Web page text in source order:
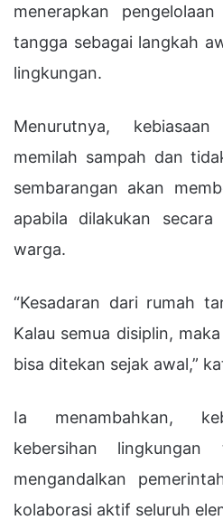
menerapkan
tangga sebagai langkah
lingkungan.
Menurutnya,
memilah sampah dan
sembarangan akan
apabila dilakukan
warga.
“Kesadaran dari rumah
Kalau semua disiplin,
bisa ditekan sejak awal,”
Ia menambahkan,
kebersihan
mengandalkan
kolaborasi aktif seluruh